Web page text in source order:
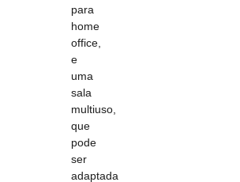
para
home
office,
e
uma
sala
multiuso,
que
pode
ser
adaptada